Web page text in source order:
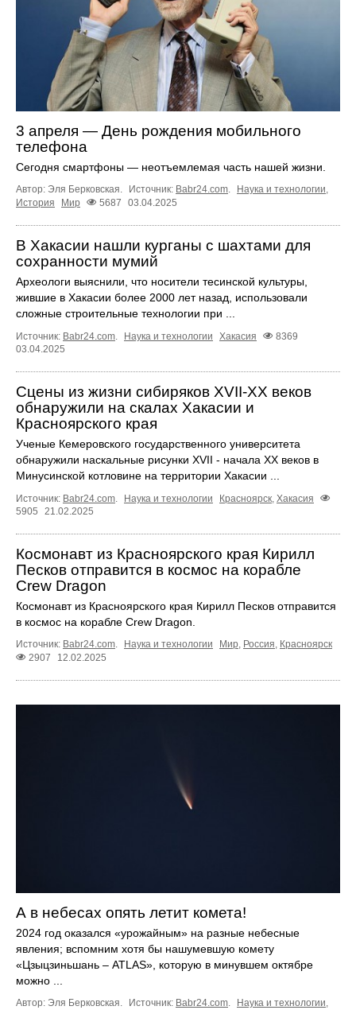
3 апреля — День рождения мобильного
телефона
Сегодня смартфоны — неотъемлемая часть нашей жизни.
Автор: Эля Берковская. Источник: Babr24.com. Наука и технологии,
История
Мир 5687 03.04.2025
В Хакасии нашли курганы с шахтами для
сохранности мумий
Археологи выяснили, что носители тесинской культуры,
жившие в Хакасии более 2000 лет назад, использовали
сложные строительные технологии при ...
Источник: Babr24.com. Наука и технологии Хакасия
8369
03.04.2025
Сцены из жизни сибиряков XVII-XX веков
обнаружили на скалах Хакасии и
Красноярского края
Ученые Кемеровского государственного университета
обнаружили наскальные рисунки XVII - начала XX веков в
Минусинской котловине на территории Хакасии ...
Источник: Babr24.com. Наука и технологии Красноярск, Хакасия
5905
21.02.2025
Космонавт из Красноярского края Кирилл
Песков отправится в космос на корабле
Crew Dragon
Космонавт из Красноярского края Кирилл Песков отправится
в космос на корабле Crew Dragon.
Источник: Babr24.com. Наука и технологии Мир, Россия, Красноярск
2907
12.02.2025
А в небесах опять летит комета!
2024 год оказался «урожайным» на разные небесные
явления; вспомним хотя бы нашумевшую комету
«Цзыцзиньшань – ATLAS», которую в минувшем октябре
можно ...
Автор: Эля Берковская. Источник: Babr24.com. Наука и технологии,